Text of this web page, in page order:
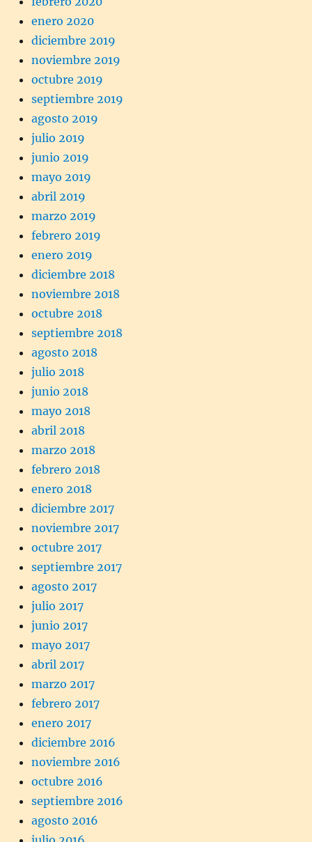
enero 2020
diciembre 2019
noviembre 2019
octubre 2019
septiembre 2019
agosto 2019
julio 2019
junio 2019
mayo 2019
abril 2019
marzo 2019
febrero 2019
enero 2019
diciembre 2018
noviembre 2018
octubre 2018
septiembre 2018
agosto 2018
julio 2018
junio 2018
mayo 2018
abril 2018
marzo 2018
febrero 2018
enero 2018
diciembre 2017
noviembre 2017
octubre 2017
septiembre 2017
agosto 2017
julio 2017
junio 2017
mayo 2017
abril 2017
marzo 2017
febrero 2017
enero 2017
diciembre 2016
noviembre 2016
octubre 2016
septiembre 2016
agosto 2016